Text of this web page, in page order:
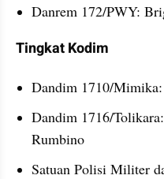
Danrem 172/PWY:
Tingkat Kodim
Dandim 1710/
Dandim 1716/
Rumbino
Satuan Polisi Militer